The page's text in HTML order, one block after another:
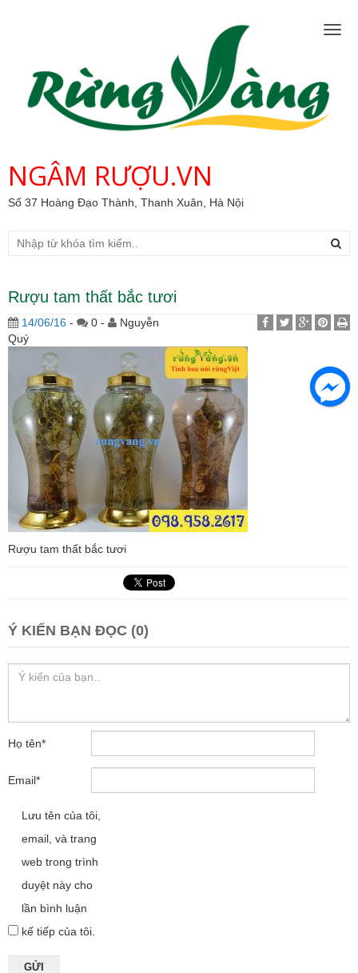
NGÂM RƯỢU.VN
Số 37 Hoàng Đạo Thành, Thanh Xuân, Hà Nội
Rượu tam thất bắc tươi
14/06/16 - 0 -
Nguyễn
Quý
Rượu tam thất bắc tươi
Ý KIẾN BẠN ĐỌC (0)
Họ tên*
Email*
Lưu tên của tôi,
email, và trang
web trong trình
duyệt này cho
lần bình luận
kế tiếp của tôi.